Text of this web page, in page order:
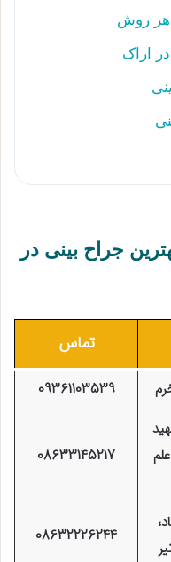
هر روش
اراک
بهترین جراح بینی در
تماس
09361103539
08633145217
08632226244